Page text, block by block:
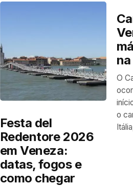
Festa del
Redentore 2026
em Veneza:
datas, fogos e
como chegar
O
o